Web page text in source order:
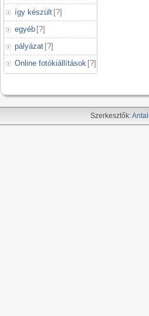
így készült [?]
egyéb [?]
pályázat [?]
Online fotókiállítások [?]
Szerkesztők: